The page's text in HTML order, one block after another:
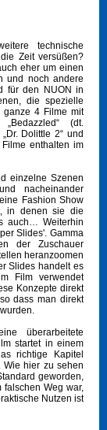
technische
Zeit versüßen?
eher um einen
und noch andere
für den NUON in
die spezielle
ganze 4 Filme mit
(dt.
Dolittle 2“ und
Filme enthalten im
einzelne Szenen
nacheinander
Fashion Show
in denen sie die
auch… Weiterhin
Slides'. Gamma
der Zuschauer
heranzoomen
Slides handelt es
Film verwendet
Konzepte direkt
dass man direkt
überarbeitete
startet in einem
richtige Kapitel
Wie hier zu sehen
geworden,
Weg war,
Nutzen ist